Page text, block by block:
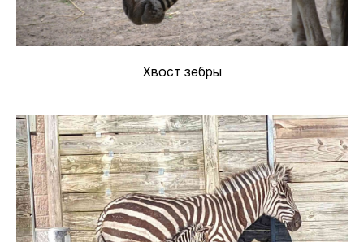
Хвост зебры